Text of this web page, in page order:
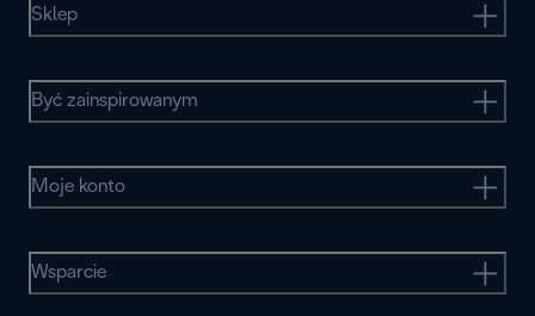
Sklep
Być zainspirowanym
Moje konto
Wsparcie